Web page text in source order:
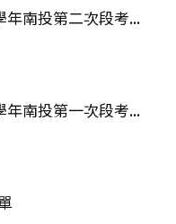
年南投第二次段考...
年南投第一次段考...